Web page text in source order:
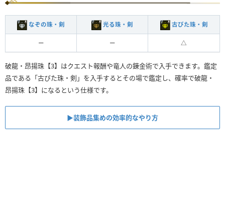
なぞの珠・剣 光る珠・剣 古びた珠・剣
ー ー △
破龍・昂揚珠【3】はクエスト報酬や竜人の錬金術で入手できます。鑑定
品である「古びた珠・剣」を入手するとその場で鑑定し、確率で破龍・
昂揚珠【3】になるという仕様です。
▶︎装飾品集めの効率的なやり方